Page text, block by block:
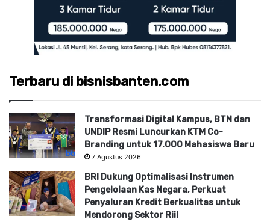
Terbaru di bisnisbanten.com
Transformasi Digital Kampus, BTN dan
UNDIP Resmi Luncurkan KTM Co-
Branding untuk 17.000 Mahasiswa Baru
7 Agustus 2026
BRI Dukung Optimalisasi Instrumen
Pengelolaan Kas Negara, Perkuat
Penyaluran Kredit Berkualitas untuk
Mendorong Sektor Riil